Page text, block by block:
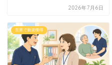
2026年7月6日
営業で新規獲得